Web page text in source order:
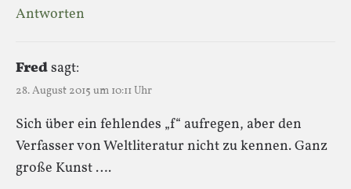
Antworten
Fredsagt:
28. August 2015 um 10:11 Uhr
Sich über ein fehlendes „f“ aufregen, aber den
Verfasser von Weltliteratur nicht zu kennen. Ganz
große Kunst ….